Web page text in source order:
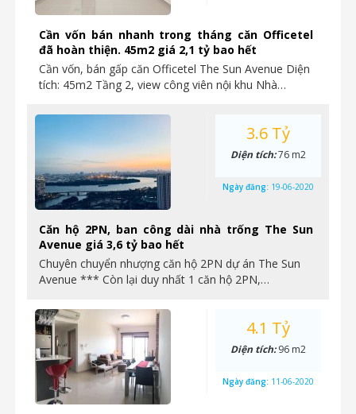
Cần vốn bán nhanh trong tháng căn Officetel
đã hoàn thiện. 45m2 giá 2,1 tỷ bao hết
Cần vốn, bán gấp căn Officetel The Sun Avenue Diện
tích: 45m2 Tầng 2, view công viên nội khu Nhà…
Căn hộ 2PN, ban công dài nhà trống The Sun
Avenue giá 3,6 tỷ bao hết
Chuyên chuyển nhượng căn hộ 2PN dự án The Sun
Avenue *** Còn lại duy nhất 1 căn hộ 2PN,…
3.6 Tỷ
Diện tích:76 m2
Ngày đăng: 19-06-2020
4.1 Tỷ
Diện tích:96 m2
Ngày đăng: 11-06-2020